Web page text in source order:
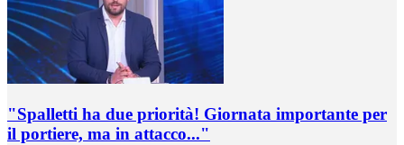
"Spalletti ha due priorità! Giornata importante per
il portiere, ma in attacco..."